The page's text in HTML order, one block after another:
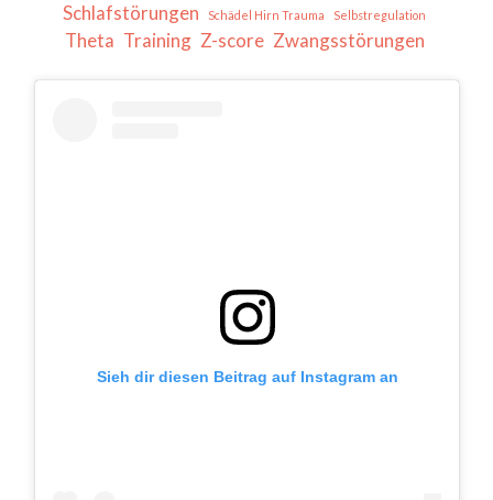
Schlafstörungen
Schädel Hirn Trauma Selbstregulation
Theta Training Z-score Zwangsstörungen
Sieh dir diesen Beitrag auf Instagram an